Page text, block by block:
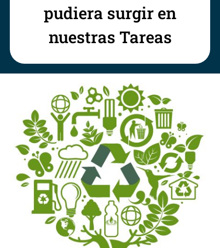
pudiera surgir en
nuestras Tareas